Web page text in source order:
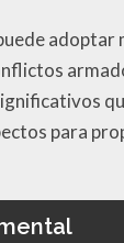
adoptar
para